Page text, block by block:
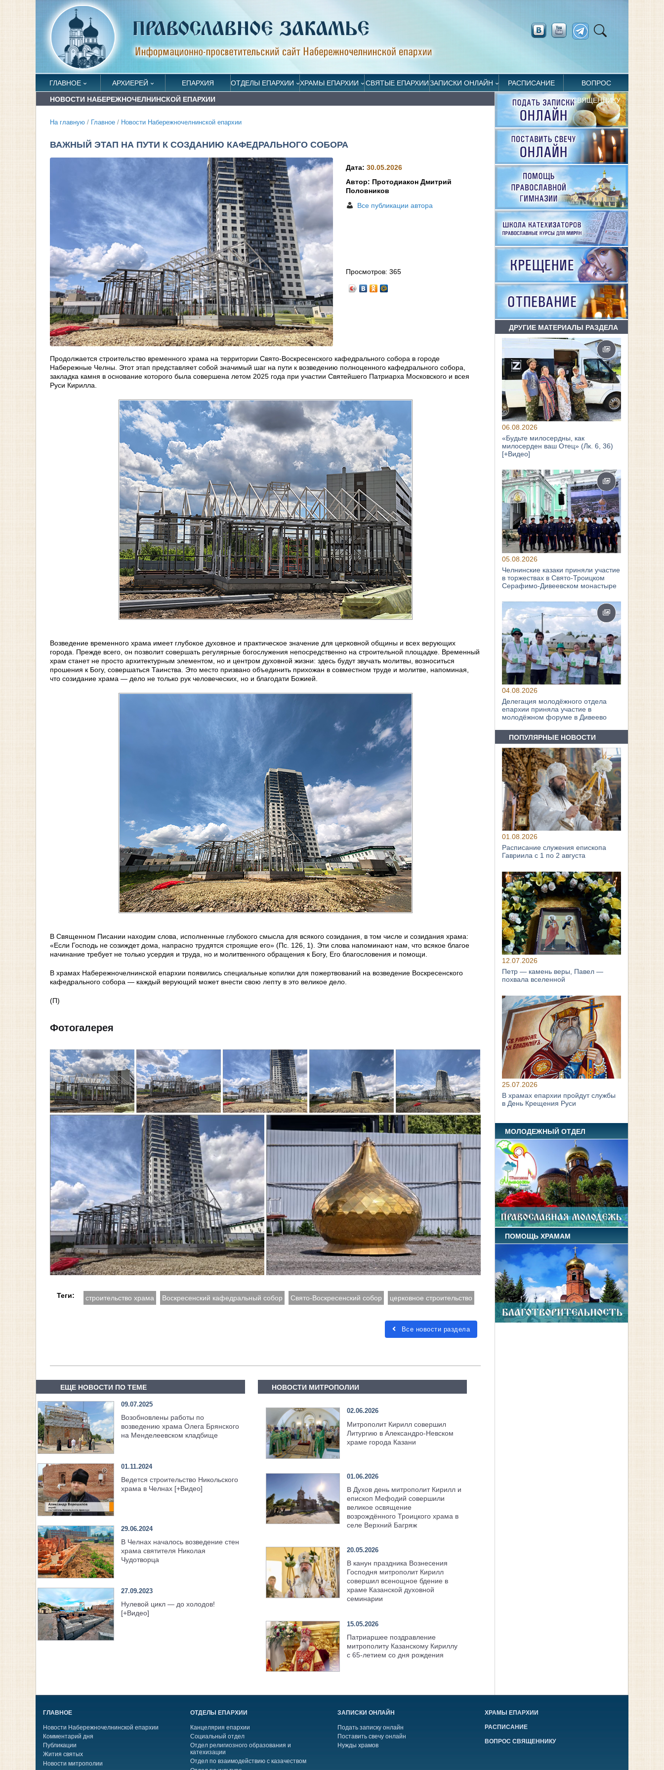
ГЛАВНОЕ АРХИЕРЕЙ ЕПАРХИЯ ОТДЕЛЫ ЕПАРХИИ ХРАМЫ ЕПАРХИИ СВЯТЫЕ ЕПАРХИИЗАПИСКИ ОНЛАЙН РАСПИСАНИЕ ВОПРОС
СВЯЩЕННИКУ
НОВОСТИ НАБЕРЕЖНОЧЕЛНИНСКОЙ ЕПАРХИИ
На главную / Главное / Новости Набережночелнинской епархии
ВАЖНЫЙ ЭТАП НА ПУТИ К СОЗДАНИЮ КАФЕДРАЛЬНОГО СОБОРА
Дата:30.05.2026
Автор: Протодиакон Дмитрий
Половников
Все публикации автора
Просмотров:365
Продолжается строительство временного храма на территории Свято‑Воскресенского кафедрального собора в городе
Набережные Челны. Этот этап представляет собой значимый шаг на пути к возведению полноценного кафедрального собора,
закладка камня в основание которого была совершена летом 2025 года при участии Святейшего Патриарха Московского и всея
Руси Кирилла.
Возведение временного храма имеет глубокое духовное и практическое значение для церковной общины и всех верующих
города. Прежде всего, он позволит совершать регулярные богослужения непосредственно на строительной площадке. Временный
храм станет не просто архитектурным элементом, но и центром духовной жизни: здесь будут звучать молитвы, возноситься
прошения к Богу, совершаться Таинства. Это место призвано объединить прихожан в совместном труде и молитве, напоминая,
что созидание храма — дело не только рук человеческих, но и благодати Божией.
В Священном Писании находим слова, исполненные глубокого смысла для всякого созидания, в том числе и созидания храма:
«Если Господь не созиждет дома, напрасно трудятся строящие его» (Пс. 126, 1). Эти слова напоминают нам, что всякое благое
начинание требует не только усердия и труда, но и молитвенного обращения к Богу, Его благословения и помощи.
В храмах Набережночелнинской епархии появились специальные копилки для пожертвований на возведение Воскресенского
кафедрального собора — каждый верующий может внести свою лепту в это великое дело.
(П)
Фотогалерея
Теги: строительство храма Воскресенский кафедральный собор Свято‑Воскресенский собор церковное строительство
Все новости раздела
ЕЩЕ НОВОСТИ ПО ТЕМЕ
09.07.2025
Возобновлены работы по
возведению храма Олега Брянского
на Менделеевском кладбище
01.11.2024
Ведется строительство Никольского
храма в Челнах [+Видео]
29.06.2024
В Челнах началось возведение стен
храма святителя Николая
Чудотворца
27.09.2023
Нулевой цикл — до холодов!
[+Видео]
НОВОСТИ МИТРОПОЛИИ
02.06.2026
Митрополит Кирилл совершил
Литургию в Александро-Невском
храме города Казани
01.06.2026
В Духов день митрополит Кирилл и
епископ Мефодий совершили
великое освящение
возрождённого Троицкого храма в
селе Верхний Багряж
20.05.2026
В канун праздника Вознесения
Господня митрополит Кирилл
совершил всенощное бдение в
храме Казанской духовной
семинарии
15.05.2026
Патриаршее поздравление
митрополиту Казанскому Кириллу
с 65-летием со дня рождения
ДРУГИЕ МАТЕРИАЛЫ РАЗДЕЛА
06.08.2026
«Будьте милосердны, как
милосерден ваш Отец» (Лк. 6, 36)
[+Видео]
05.08.2026
Челнинские казаки приняли участие
в торжествах в Свято‑Троицком
Серафимо‑Дивеевском монастыре
04.08.2026
Делегация молодёжного отдела
епархии приняла участие в
молодёжном форуме в Дивеево
ПОПУЛЯРНЫЕ НОВОСТИ
01.08.2026
Расписание служения епископа
Гавриила с 1 по 2 августа
12.07.2026
Петр — камень веры, Павел —
похвала вселенной
25.07.2026
В храмах епархии пройдут службы
в День Крещения Руси
МОЛОДЕЖНЫЙ ОТДЕЛ
ПОМОЩЬ ХРАМАМ
ГЛАВНОЕ
Новости Набережночелнинской епархии
Комментарий дня
Публикации
Жития святых
Новости митрополии
ОТДЕЛЫ ЕПАРХИИ
Канцелярия епархии
Социальный отдел
Отдел религиозного образования и
катехизации
Отдел по взаимодействию с казачеством
ЗАПИСКИ ОНЛАЙН
Подать записку онлайн
Поставить свечу онлайн
Нужды храмов
ХРАМЫ ЕПАРХИИ
РАСПИСАНИЕ
ВОПРОС СВЯЩЕННИКУ